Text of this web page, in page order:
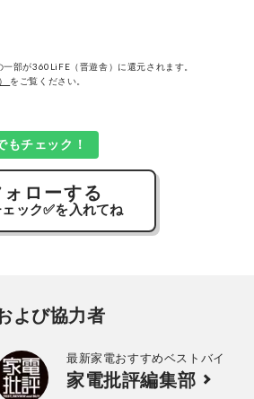
部が360LiFE（晋遊舎）に還元されます。
をご覧ください。
もチェック！
ローする
ック✅を入れてね
よび協力者
最新家電おすすめベストバイ
家電批評編集部